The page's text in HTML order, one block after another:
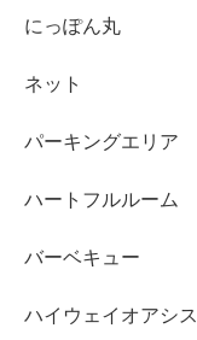
にっぽん丸
ネット
パーキングエリア
ハートフルルーム
バーベキュー
ハイウェイオアシス